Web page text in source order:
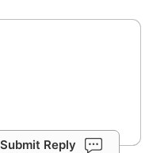
Submit Reply